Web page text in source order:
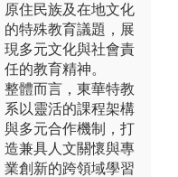
原住民族及在地文化
的特殊教育議題，展
現多元文化與社會責
任的教育精神。
整體而言，東華特教
系以靈活的課程架構
與多元合作機制，打
造兼具人文關懷與專
業創新的跨領域學習